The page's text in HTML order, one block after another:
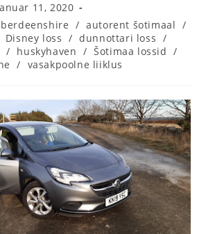
11, 2020
/ autorent šotimaal /
Disney loss / dunnottari loss /
/ huskyhaven / Šotimaa lossid /
/ vasakpoolne liiklus